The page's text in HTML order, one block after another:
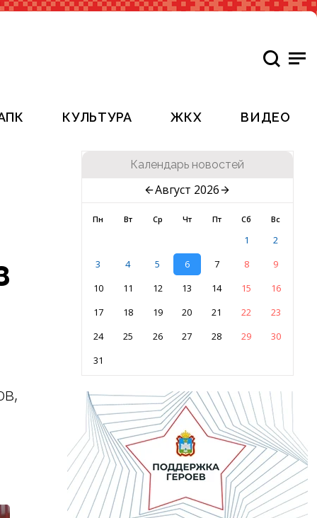
КУЛЬТУРА ЖКХ ВИДЕО
Календарь новостей
Август 2026
Пн Вт Ср Чт Пт Сб Вс
1
2
3
4 5 6 7 8
9
10
11 12 13 14 15
16
17
18 19 20 21 22
23
24
25 26 27 28 29
30
31